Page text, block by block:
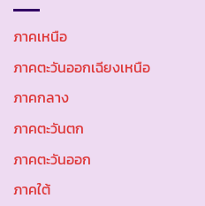
ภาคเหนือ
ภาคตะวันออกเฉียงเหนือ
ภาคกลาง
ภาคตะวันตก
ภาคตะวันออก
ภาคใต้